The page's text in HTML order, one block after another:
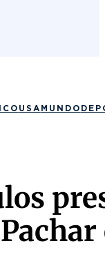
USA MUNDO